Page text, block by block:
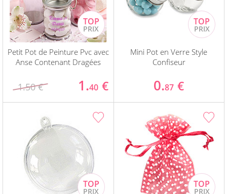
Petit Pot de Peinture Pvc avec
Anse Contenant Dragées
1.50 € 1.40 €
Mini Pot en Verre Style
Confiseur
0.87 €